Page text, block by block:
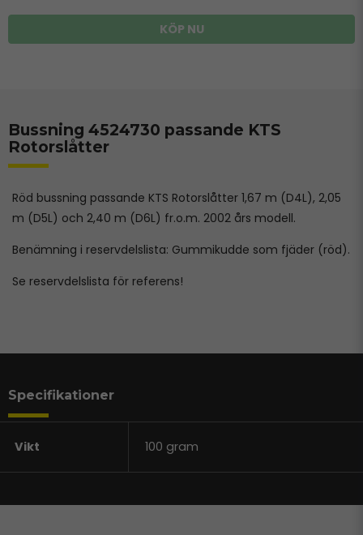
KÖP NU
Bussning 4524730 passande KTS
Rotorslåtter
Röd bussning passande KTS Rotorslåtter 1,67 m (D4L), 2,05
m (D5L) och 2,40 m (D6L) fr.o.m. 2002 års modell.
Benämning i reservdelslista: Gummikudde som fjäder (röd).
Se reservdelslista för referens!
Specifikationer
Vikt 100 gram